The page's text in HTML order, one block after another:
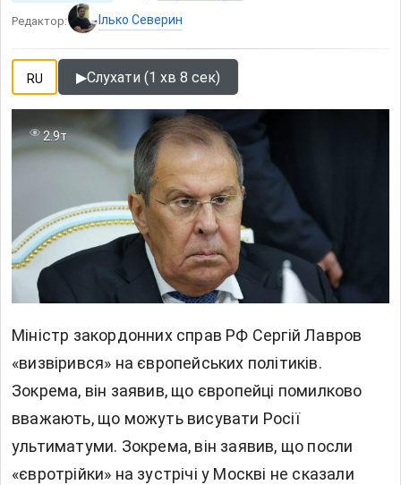
Редактор: Ілько Северин
RU ▶Слухати (1 хв 8 сек)
2.9т
Міністр закордонних справ РФ Сергій Лавров
«визвірився» на європейських політиків.
Зокрема, він заявив, що європейці помилково
вважають, що можуть висувати Росії
ультиматуми. Зокрема, він заявив, що посли
«євротрійки» на зустрічі у Москві не сказали